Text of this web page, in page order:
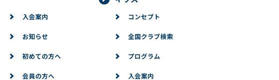
入会案内
お知らせ
初めての方へ
会員の方へ
コンセプト
全国クラブ検索
プログラム
入会案内